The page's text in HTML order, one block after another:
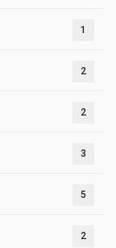
1
2
2
3
5
2